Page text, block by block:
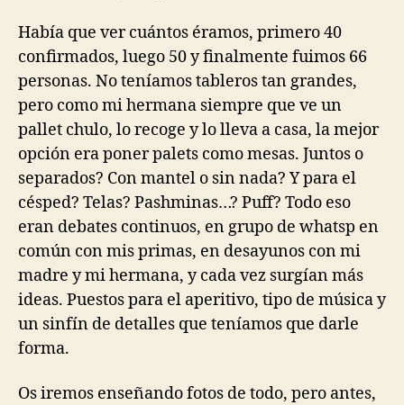
Había que ver cuántos éramos, primero 40
confirmados, luego 50 y finalmente fuimos 66
personas. No teníamos tableros tan grandes,
pero como mi hermana siempre que ve un
pallet chulo, lo recoge y lo lleva a casa, la mejor
opción era poner palets como mesas. Juntos o
separados? Con mantel o sin nada? Y para el
césped? Telas? Pashminas…? Puff? Todo eso
eran debates continuos, en grupo de whatsp en
común con mis primas, en desayunos con mi
madre y mi hermana, y cada vez surgían más
ideas. Puestos para el aperitivo, tipo de música y
un sinfín de detalles que teníamos que darle
forma.
Os iremos enseñando fotos de todo, pero antes,